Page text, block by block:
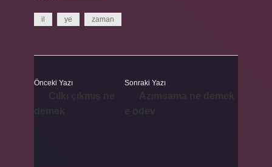
il ye zaman
Önceki Yazı Sonraki Yazı